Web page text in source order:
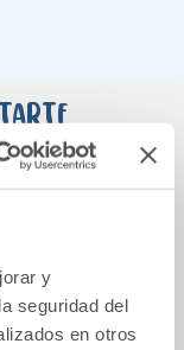
y
seguridad del
en otros